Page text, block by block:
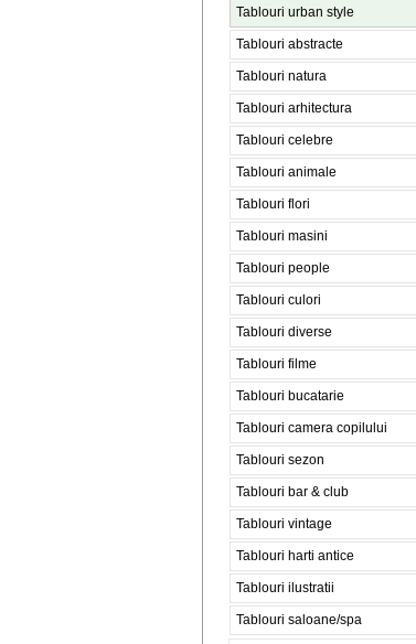
Tablouri urban style
Tablouri abstracte
Tablouri natura
Tablouri arhitectura
Tablouri celebre
Tablouri animale
Tablouri flori
Tablouri masini
Tablouri people
Tablouri culori
Tablouri diverse
Tablouri filme
Tablouri bucatarie
Tablouri camera copilului
Tablouri sezon
Tablouri bar & club
Tablouri vintage
Tablouri harti antice
Tablouri ilustratii
Tablouri saloane/spa